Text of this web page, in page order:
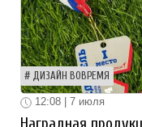
ДИЗАЙН ВОВРЕМЯ
12:08 | 7 июля